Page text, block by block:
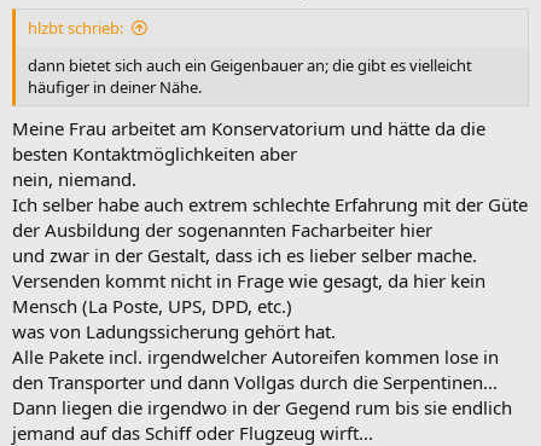
hlzbt schrieb:
dann bietet sich auch ein Geigenbauer an; die gibt es vielleicht
häufiger in deiner Nähe.
Meine Frau arbeitet am Konservatorium und hätte da die
besten Kontaktmöglichkeiten aber
nein, niemand.
Ich selber habe auch extrem schlechte Erfahrung mit der Güte
der Ausbildung der sogenannten Facharbeiter hier
und zwar in der Gestalt, dass ich es lieber selber mache.
Versenden kommt nicht in Frage wie gesagt, da hier kein
Mensch (La Poste, UPS, DPD, etc.)
was von Ladungssicherung gehört hat.
Alle Pakete incl. irgendwelcher Autoreifen kommen lose in
den Transporter und dann Vollgas durch die Serpentinen...
Dann liegen die irgendwo in der Gegend rum bis sie endlich
jemand auf das Schiff oder Flugzeug wirft...